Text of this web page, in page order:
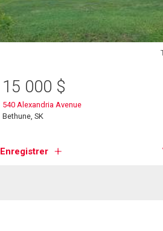
15 000 $
540 Alexandria Avenue
Bethune, SK
Enregistrer